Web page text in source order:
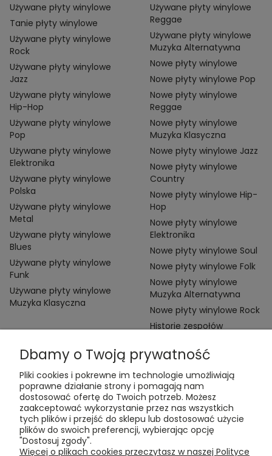
Używane płyty winylowe
Tanie płyty winylowe
Używane płyty winylowe
Rock
Używane płyty winylowe
Jazz
Używane płyty winylowe
Hip-Hop
Używane płyty winylowe
Pop
Używane płyty winylowe
Elektronika
Używane płyty winylowe
Polska
Używane płyty winylowe
Metal
Używane płyty winylowe
Blues
Używane płyty winylowe
Funk
Używane płyty winylowe
Muzyka Klasyczna
Używane płyty winylowe
Reggae
Używane płyty winylowe
Muzyka Alternatywna
Nowe płyty winylowe
Nowe płyty winylowe Pop
Nowe płyty winylowe
Reggae
Nowe płyty winylowe
Muzyka Klasyczna
Nowe płyty winylowe Jazz
Nowe płyty winylowe
Country
Nowe płyty winylowe Hip-
Hop
Nowe płyty winylowe
Elektronika
Nowe płyty winylowe Soul
Nowe płyty winylowe Folk
Nowe płyty winylowe
Muzyka Alternatywna
Nowe płyty winylowe Rock
Historie zespołów
Kontakt:
t:+48 609 155 327
e:vinyltamka@gmail.com
ul. Chmielna 20, 00-020 Warszawa
Dbamy o Twoją prywatność
Pliki cookies i pokrewne im technologie umożliwiają
poprawne działanie strony i pomagają nam
dostosować ofertę do Twoich potrzeb. Możesz
zaakceptować wykorzystanie przez nas wszystkich
tych plików i przejść do sklepu lub dostosować użycie
plików do swoich preferencji, wybierając opcję
"Dostosuj zgody".
Więcej o plikach cookies przeczytasz w naszej Polityce